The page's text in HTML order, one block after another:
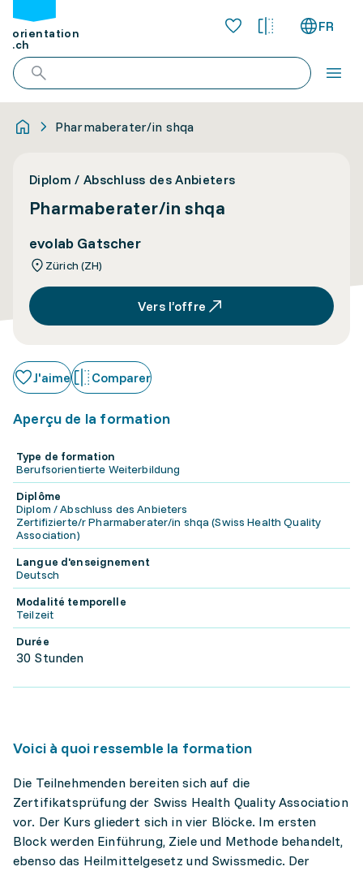
orientation
.ch
FR
Pharmaberater/in shqa
Diplom / Abschluss des Anbieters
Pharmaberater/in shqa
evolab Gatscher
Zürich (ZH)
Vers l’offre
J'aime Comparer
Aperçu de la formation
Type de formation
Berufsorientierte Weiterbildung
Diplôme
Diplom / Abschluss des Anbieters
Zertifizierte/r Pharmaberater/in shqa (Swiss Health Quality
Association)
Langue d'enseignement
Deutsch
Modalité temporelle
Teilzeit
Durée
30 Stunden
Voici à quoi ressemble la formation
Die Teilnehmenden bereiten sich auf die
Zertifikatsprüfung der Swiss Health Quality Association
vor. Der Kurs gliedert sich in vier Blöcke. Im ersten
Block werden Einführung, Ziele und Methode behandelt,
ebenso das Heilmittelgesetz und Swissmedic. Der